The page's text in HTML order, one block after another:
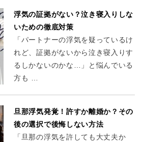
浮気の証拠がない？泣き寝入りしな
いための徹底対策
「パートナーの浮気を疑っているけ
れど、証拠がないから泣き寝入りす
るしかないのかな…」と悩んでいる
方も …
旦那浮気発覚！許すか離婚か？その
後の選択で後悔しない方法
「旦那の浮気を許しても大丈夫か